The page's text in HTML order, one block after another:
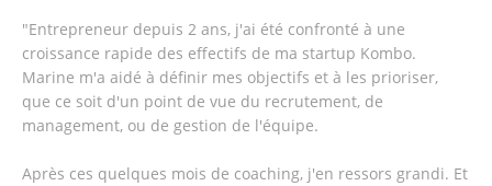
"Entrepreneur depuis 2 ans, j'ai été confronté à une
croissance rapide des effectifs de ma startup Kombo.
Marine m'a aidé à définir mes objectifs et à les prioriser,
que ce soit d'un point de vue du recrutement, de
management, ou de gestion de l'équipe.
Après ces quelques mois de coaching, j'en ressors grandi. Et